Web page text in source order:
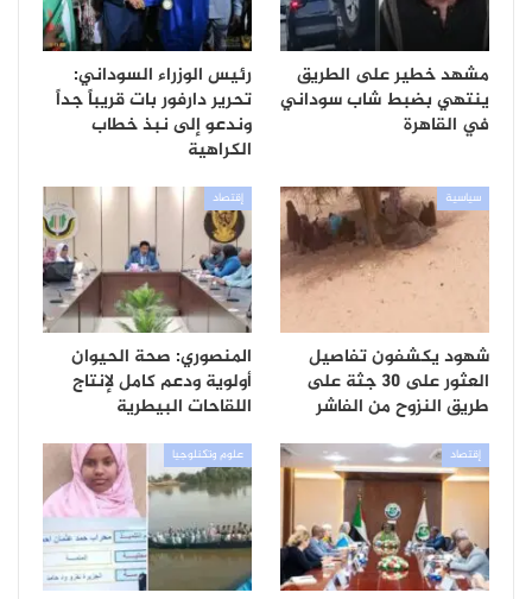
مشهد خطير على الطريق
ينتهي بضبط شاب سوداني
في القاهرة
رئيس الوزراء السوداني:
تحرير دارفور بات قريباً جداً
وندعو إلى نبذ خطاب
الكراهية
سياسية
شهود يكشفون تفاصيل
العثور على 30 جثة على
طريق النزوح من الفاشر
إقتصاد
المنصوري: صحة الحيوان
أولوية ودعم كامل لإنتاج
اللقاحات البيطرية
إقتصاد علوم وتكنلوجيا